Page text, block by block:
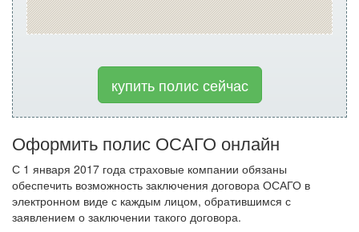
купить полис сейчас
Оформить полис ОСАГО онлайн
С 1 января 2017 года страховые компании обязаны
обеспечить возможность заключения договора ОСАГО в
электронном виде с каждым лицом, обратившимся с
заявлением о заключении такого договора.